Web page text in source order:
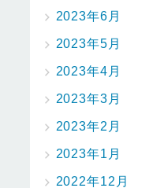
2023年6月
2023年5月
2023年4月
2023年3月
2023年2月
2023年1月
2022年12月